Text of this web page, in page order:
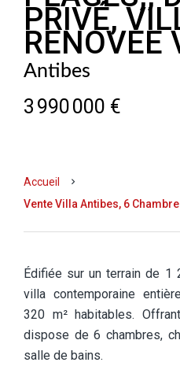
PRIVÉ,
RENOVEE
Antibes
3 990 000 €
Accueil
Vente Villa Antibes, 6
Édifiée sur un terrain de 1
villa contemporaine
320 m² habitables.
dispose de 6 chambres,
salle de bains.